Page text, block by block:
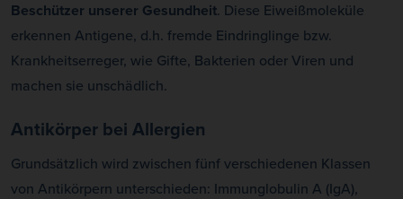
Beschützer unserer Gesundheit. Diese Eiweißmoleküle
erkennen Antigene, d.h. fremde Eindringlinge bzw.
Krankheitserreger, wie Gifte, Bakterien oder Viren und
machen sie unschädlich.
Antikörper bei Allergien
Grundsätzlich wird zwischen fünf verschiedenen Klassen
von Antikörpern unterschieden: Immunglobulin A (IgA),